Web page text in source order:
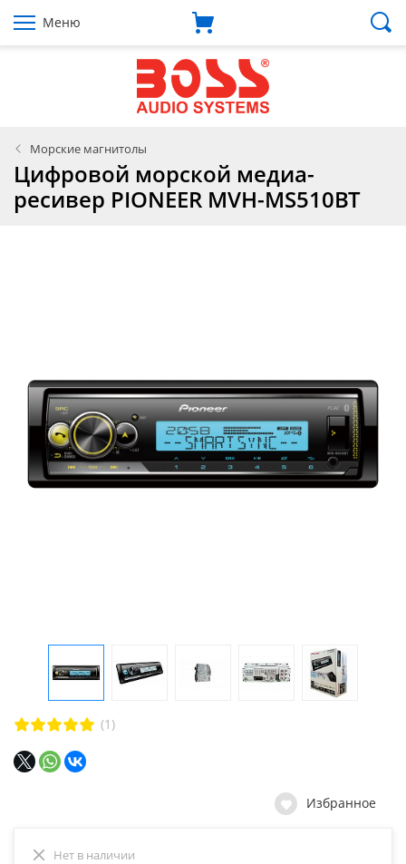
Меню
Морские магнитолы
Цифровой морской медиа-
ресивер PIONEER MVH-MS510BT
(1)
Избранное
Нет в наличии